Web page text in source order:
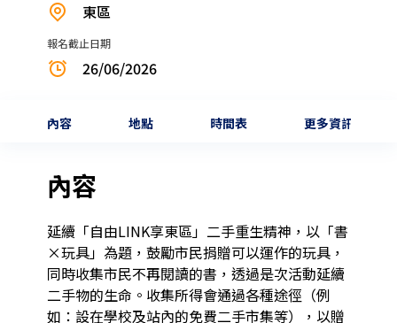
東區
報名截止日期
26/06/2026
內容 地點 時間表 更多資訊
內容
延續「自由LINK享東區」二手重生精神，以「書
×玩具」為題，鼓勵市民捐贈可以運作的玩具，
同時收集市民不再閱讀的書，透過是次活動延續
二手物的生命。收集所得會通過各種途徑（例
如：設在學校及站內的免費二手市集等），以贈